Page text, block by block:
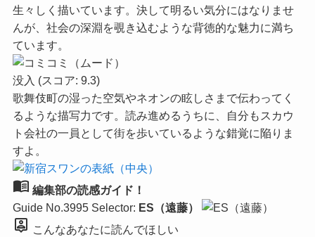
生々しく描いています。決して明るい気分にはなりませ
んが、社会の深淵を覗き込むような背徳的な魅力に満ち
ています。
没入 (スコア: 9.3)
歌舞伎町の湿った空気やネオンの眩しさまで伝わってく
るような描写力です。読み進めるうちに、自分もスカウ
ト会社の一員として街を歩いているような錯覚に陥りま
すよ。
menu_book 編集部の読感ガイド！
Guide No.3995 Selector: ES（遠藤）
person_pin
こんなあなたに読んでほしい